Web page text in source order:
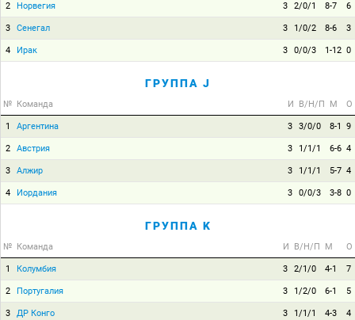
2 Норвегия 3 2/0/1 8-7 6
3 Сенегал 3 1/0/2 8-6 3
4 Ирак 3 0/0/3 1-12 0
ГРУППА J
№ Команда И В/Н/П М О
1 Аргентина 3 3/0/0 8-1 9
2 Австрия 3 1/1/1 6-6 4
3 Алжир 3 1/1/1 5-7 4
4 Иордания 3 0/0/3 3-8 0
ГРУППА K
№ Команда И В/Н/П М О
1 Колумбия 3 2/1/0 4-1 7
2 Португалия 3 1/2/0 6-1 5
3 ДР Конго 3 1/1/1 4-3 4